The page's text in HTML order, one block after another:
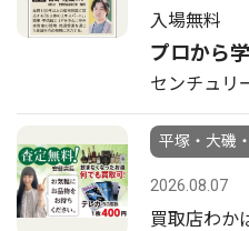
入場無料
プロから
センチュリ
平塚・大磯
2026.08.07
買取店わか